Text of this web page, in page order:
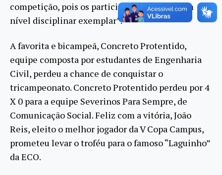
competição, pois os participantes tiveram um
nível disciplinar exemplar”.
A favorita e bicampeã, Concreto Protentido,
equipe composta por estudantes de Engenharia
Civil, perdeu a chance de conquistar o
tricampeonato. Concreto Protentido perdeu por 4
X 0 para a equipe Severinos Para Sempre, de
Comunicação Social. Feliz com a vitória, João
Reis, eleito o melhor jogador da V Copa Campus,
prometeu levar o troféu para o famoso “Laguinho”
da ECO.